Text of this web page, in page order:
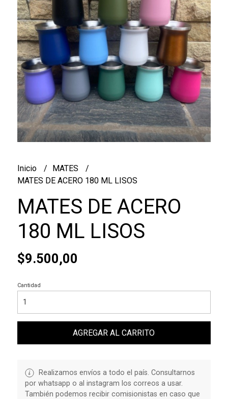
Inicio
MATES
MATES DE ACERO 180 ML LISOS
MATES DE ACERO
180 ML LISOS
$9.500,00
Cantidad
AGREGAR AL CARRITO
Realizamos envíos a todo el país. Consultarnos
por whatsapp o al instagram los correos a usar.
También podemos recibir comisionistas en caso que